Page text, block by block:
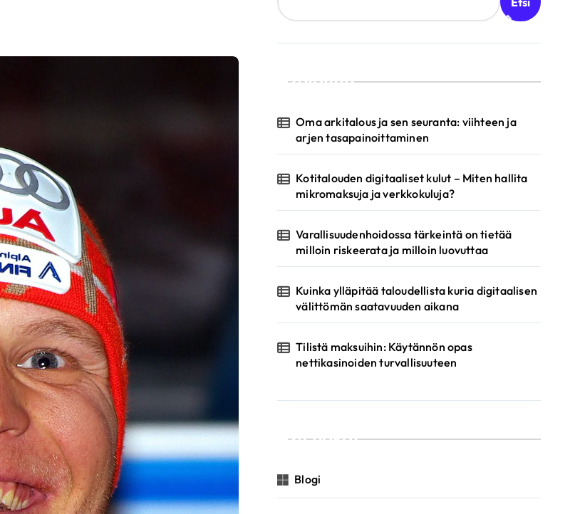
Valittu
Oma arkitalous ja sen seuranta: viihteen ja
arjen tasapainoittaminen
Kotitalouden digitaaliset kulut – Miten hallita
mikromaksuja ja verkkokuluja?
Varallisuudenhoidossa tärkeintä on tietää
milloin riskeerata ja milloin luovuttaa
Kuinka ylläpitää taloudellista kuria digitaalisen
välittömän saatavuuden aikana
Tilistä maksuihin: Käytännön opas
nettikasinoiden turvallisuuteen
Luokat
Blogi